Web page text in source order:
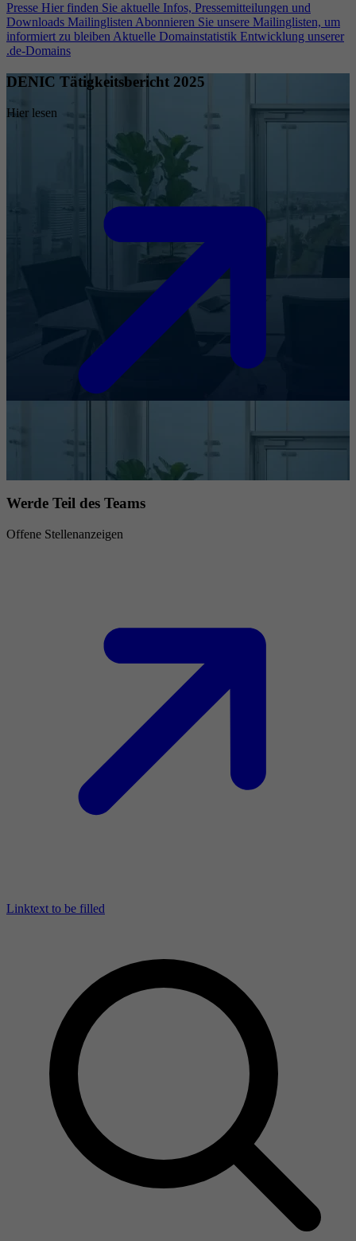
Presse Hier finden Sie aktuelle Infos, Pressemitteilungen und
Downloads Mailinglisten Abonnieren Sie unsere Mailinglisten, um
informiert zu bleiben Aktuelle Domainstatistik Entwicklung unserer
.de-Domains
DENIC Tätigkeitsbericht 2025
Hier lesen
Werde Teil des Teams
Offene Stellenanzeigen
Linktext to be filled